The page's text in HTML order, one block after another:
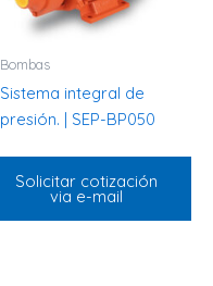
Bombas
Sistema integral de
presión. | SEP-BP050
Solicitar cotización
via e-mail